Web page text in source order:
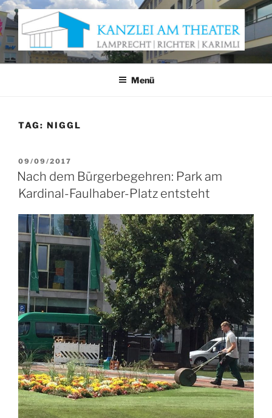
Zum
Inhalt
springen
KANZLEI AM THEATER
Anwaltskanzlei Würzburg
Menü
TAG: NIGGL
VERÖFFENTLICHT
AM
09/09/2017
Nach dem Bürgerbegehren: Park am
Kardinal-Faulhaber-Platz entsteht